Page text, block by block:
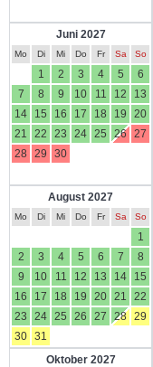
Juni 2027
Mo Di Mi Do Fr Sa So
1 2 3 4 5
6
7
8 9 10 11 12
13
14
15 16 17 18 19
20
21
22 23 24 25 26
27
28 29 30
August 2027
Mo Di Mi Do Fr Sa So
1
2
3 4 5 6 7
8
9
10 11 12 13 14
15
16
17 18 19 20 21
22
23
24 25 26 27 28 29
30 31
Oktober 2027